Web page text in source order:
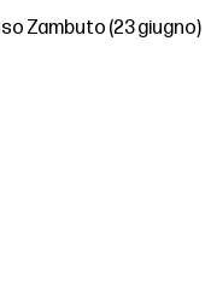
Zambuto (23 giugno)